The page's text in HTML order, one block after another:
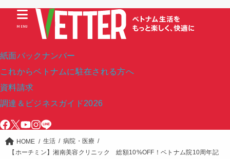
紙面バックナンバー
これからベトナムに駐在される方へ
資料請求
調達＆ビジネスガイド2026
MENU
HOME 生活
病院・医療
【ホーチミン】湘南美容クリニック 総額10%OFF！ベトナム院10周年記